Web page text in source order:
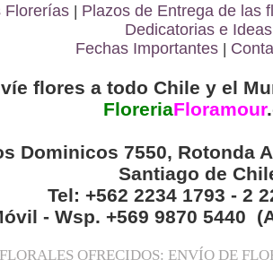
Florerías | Plazos de Entrega de las
Dedicatorias e Ideas
Fechas Importantes |
flores a todo Chile y el
FloreriaFloramour.
Dominicos 7550, Rotonda
Santiago de
Tel: +562 2234 1793 - 2
- Wsp. +569 9870 5440
OFRECIDOS: ENVÍO DE